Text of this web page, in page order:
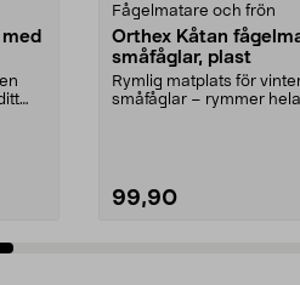
Fågelmatare och frön
Orthex Kåtan
småfåglar, plast
Rymlig matplats för
småfåglar – rymmer
99,90